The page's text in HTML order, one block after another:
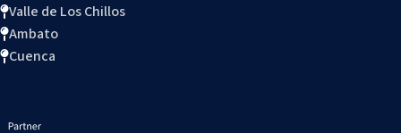
Valle de Los Chillos
Ambato
Cuenca